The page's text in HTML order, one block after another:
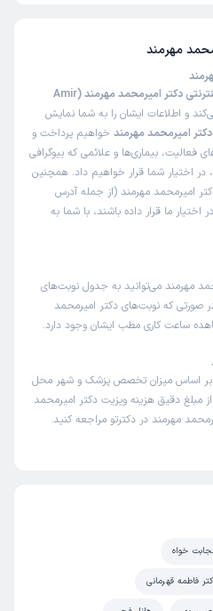
مهرمند
این صفحه مثل سایت نوبت‌دهی اینترنتی دکتر امیرمحمد مهرمند (Amir
و اطلاعات ایشان را به شما نمایش
امیرمحمد مهرمند خواهیم پرداخت و
فعالیت، بیماری‌ها و علائمی که بیوگرافی
در اختیار شما قرار خواهیم داد. همچنین
امیرمحمد مهرمند (از جمله آدرس
ما قرار داده باشند، با شما به
مهرمند می‌توانید به جدول نوبت‌های
صورتی که نوبت‌های دکتر امیرمحمد
ساعت کاری مطب ایشان وجود دارد.
بر اساس میزان تخصص پزشک و شهر محل
مبلغ دقیق هزینه ویزیت دکتر امیرمحمد
مهرمند در دکترتو مراجعه کنید.
خواه
فاطمه قهرمانی